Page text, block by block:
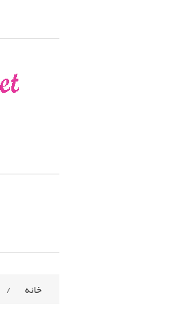
خانه /